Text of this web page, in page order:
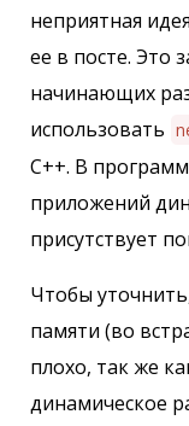
неприятная
ее в посте. Это
начинающих
использовать
C++. В
приложений
присутствует
Чтобы
памяти (во
плохо, так же
динамическое